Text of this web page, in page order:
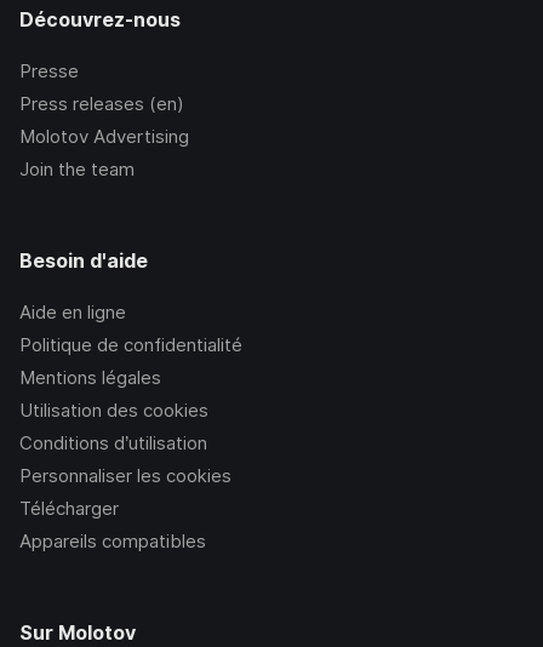
Découvrez-nous
Presse
Press releases (en)
Molotov Advertising
Join the team
Besoin d'aide
Aide en ligne
Politique de confidentialité
Mentions légales
Utilisation des cookies
Conditions d’utilisation
Personnaliser les cookies
Télécharger
Appareils compatibles
Sur Molotov